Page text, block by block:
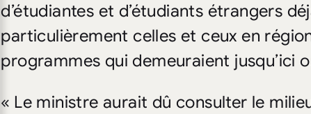
d’étudiantes et d’étudiants étrangers
particulièrement celles et ceux en
programmes qui demeuraient jusqu’ici
« Le ministre aurait dû consulter le